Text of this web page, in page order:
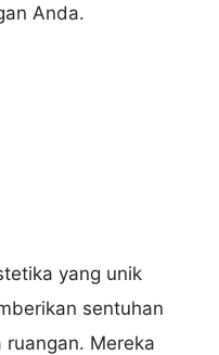
Anda.
yang unik
sentuhan
Mereka